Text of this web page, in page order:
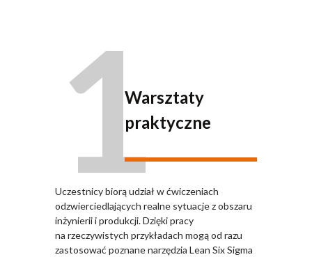
1Warsztaty
praktyczne
Uczestnicy biorą udział w ćwiczeniach
odzwierciedlających realne sytuacje z obszaru
inżynierii i produkcji. Dzięki pracy
na rzeczywistych przykładach mogą od razu
zastosować poznane narzędzia Lean Six Sigma